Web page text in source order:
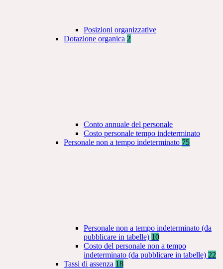
Posizioni organizzative
Dotazione organica 2
Conto annuale del personale
Costo personale tempo indeterminato
Personale non a tempo indeterminato 75
Personale non a tempo indeterminato (da
pubblicare in tabelle) 10
Costo del personale non a tempo
indeterminato (da pubblicare in tabelle) 22
Tassi di assenza 18